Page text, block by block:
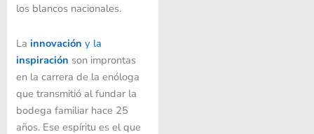
los blancos nacionales.
La innovación y la
inspiración son improntas
en la carrera de la enóloga
que transmitió al fundar la
bodega familiar hace 25
años. Ese espíritu es el que